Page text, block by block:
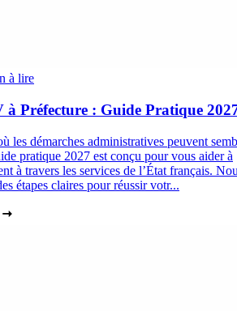
à lire
à Préfecture : Guide Pratique
les démarches administratives peuvent
pratique 2027 est conçu pour vous aider à
à travers les services de l’État français.
étapes claires pour réussir votr...